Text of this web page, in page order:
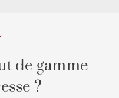
de gamme
?